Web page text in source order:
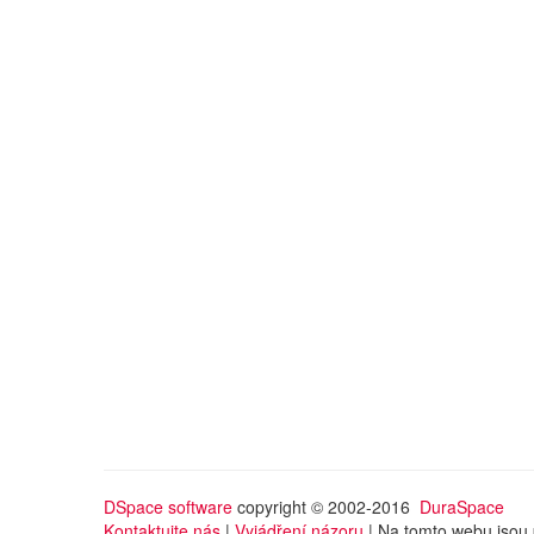
DSpace software copyright © 2002-2016 DuraSpace